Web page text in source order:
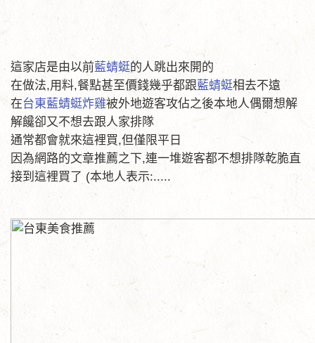
這家店是由以前藍蜻蜓的人跳出來開的
在做法,用料,餐點甚至價錢幾乎都跟藍蜻蜓相去不遠
在台東藍蜻蜓炸雞被外地遊客攻佔之後本地人偶爾想解
解饞卻又不想去跟人家排隊
通常都會就來這裡買,但僅限平日
因為網路的文章推薦之下,連一堆遊客都不想排隊乾脆直
接到這裡買了 (本地人表示:.....